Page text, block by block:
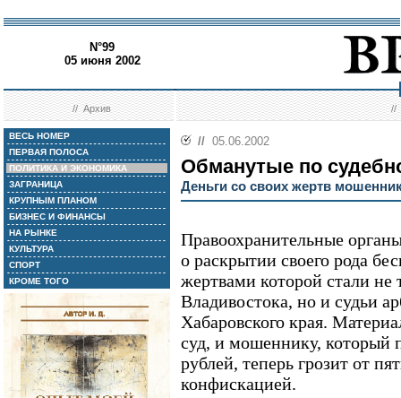
N°99
05 июня 2002
//Архив //
ВЕСЬ НОМЕР
ПЕРВАЯ ПОЛОСА
ПОЛИТИКА И ЭКОНОМИКА
ЗАГРАНИЦА
КРУПНЫМ ПЛАНОМ
БИЗНЕС И ФИНАНСЫ
НА РЫНКЕ
КУЛЬТУРА
СПОРТ
КРОМЕ ТОГО
// 05.06.2002
Обманутые по
Деньги со своих жертв
Правоохранительные
о раскрытии своего рода
жертвами которой стали
Владивостока, но и судьи
Хабаровского края.
суд, и мошеннику, который
рублей, теперь грозит от
конфискацией.